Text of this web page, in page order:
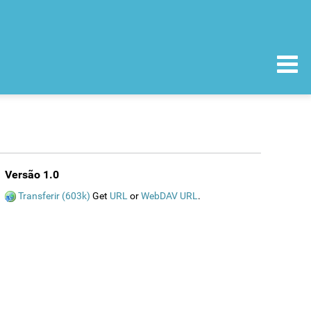
Versão 1.0
Transferir (603k) Get URL orWebDAV URL .